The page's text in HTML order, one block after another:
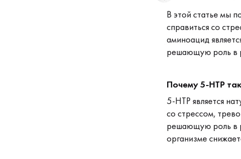
В этой статье мы
справиться со
аминоацид
решающую роль в
Почему 5-HTP
5-HTP является
со стрессом,
решающую роль в
организме